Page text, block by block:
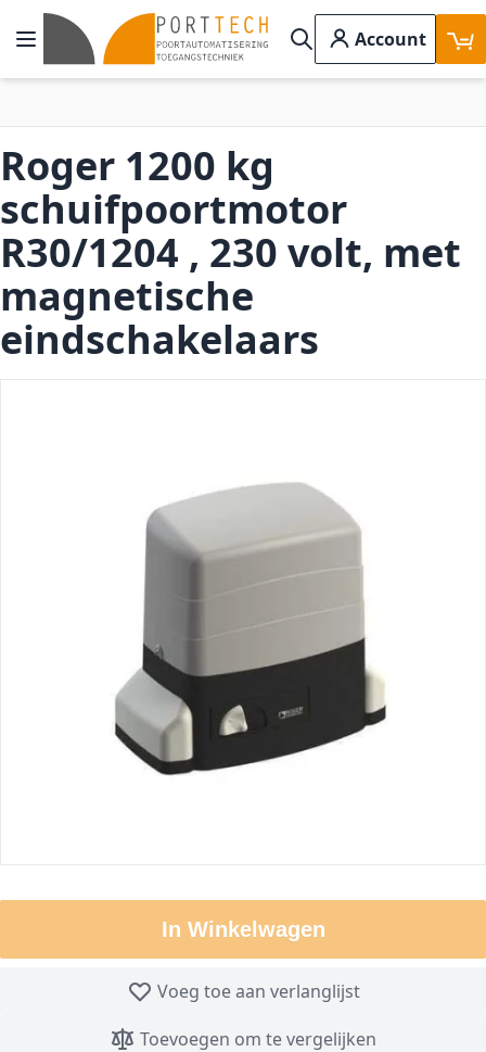
Ga naar de inhoud
Toggle Nav
Search
Account
In Winkelwagen
Voeg toe aan verlanglijst
Toevoegen om te vergelijken
Roger 1200 kg
schuifpoortmotor
R30/1204 , 230 volt, met
magnetische
eindschakelaars